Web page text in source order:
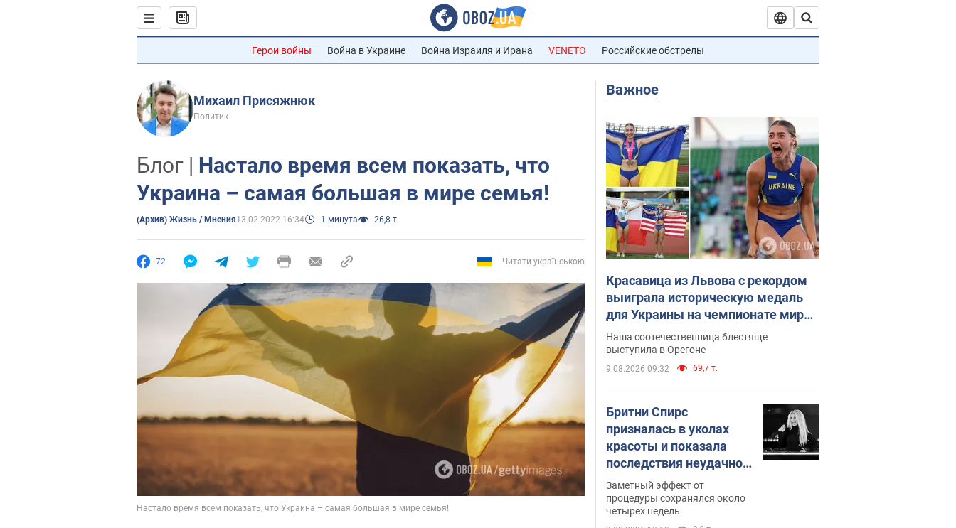
Герои войны Война в Украине Война Израиля и Ирана VENETO Российские обстрелы
Михаил Присяжнюк
Политик
Блог | Настало время всем показать, что
Украина – самая большая в мире семья!
(Архив) Жизнь / Мнения13.02.2022 16:34 1 минута 26,8 т.
72 Читати українською
Важное
Красавица из Львова с рекордом
выиграла историческую медаль
для Украины на чемпионате мира
по легкой атлетике U20. Видео
Наша соотечественница блестяще
выступила в Орегоне
9.08.2026 09:32 69,7 т.
Бритни Спирс
призналась в уколах
красоты и показала
последствия неудачной
косметологии: ходила
так почти месяц
Заметный эффект от
процедуры сохранялся около
четырех недель